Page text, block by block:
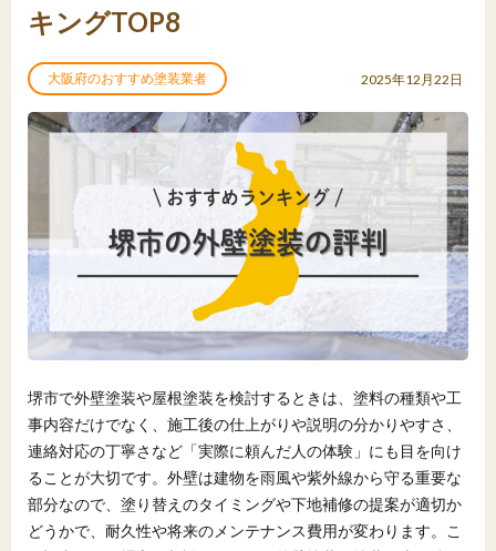
キングTOP8
大阪府のおすすめ塗装業者 2025年12月22日
堺市で外壁塗装や屋根塗装を検討するときは、塗料の種類や工
事内容だけでなく、施工後の仕上がりや説明の分かりやすさ、
連絡対応の丁寧さなど「実際に頼んだ人の体験」にも目を向け
ることが大切です。外壁は建物を雨風や紫外線から守る重要な
部分なので、塗り替えのタイミングや下地補修の提案が適切か
どうかで、耐久性や将来のメンテナンス費用が変わります。こ